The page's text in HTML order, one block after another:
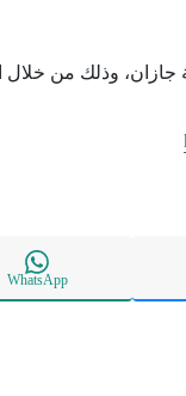
وذلك من خلال
WhatsApp